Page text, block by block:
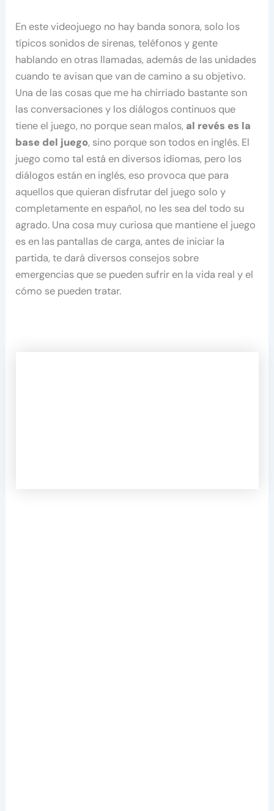
En este videojuego no hay banda sonora, solo los
típicos sonidos de sirenas, teléfonos y gente
hablando en otras llamadas, además de las unidades
cuando te avisan que van de camino a su objetivo.
Una de las cosas que me ha chirriado bastante son
las conversaciones y los diálogos continuos que
tiene el juego, no porque sean malos, al revés es la
base del juego, sino porque son todos en inglés. El
juego como tal está en diversos idiomas, pero los
diálogos están en inglés, eso provoca que para
aquellos que quieran disfrutar del juego solo y
completamente en español, no les sea del todo su
agrado. Una cosa muy curiosa que mantiene el juego
es en las pantallas de carga, antes de iniciar la
partida, te dará diversos consejos sobre
emergencias que se pueden sufrir en la vida real y el
cómo se pueden tratar.